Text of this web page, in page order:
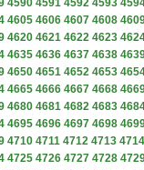
4590 4591 4592 4593
4605 4606 4607 4608
4620 4621 4622 4623
4635 4636 4637 4638
4650 4651 4652 4653
4665 4666 4667 4668
4680 4681 4682 4683
4695 4696 4697 4698
4710 4711 4712 4713 4714
4725 4726 4727 4728